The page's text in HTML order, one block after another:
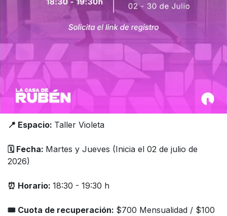
📍 Espacio: Taller Violeta
🗓️ Fecha: Martes y Jueves (Inicia el 02 de julio de
2026)
⏰ Horario: 18:30 - 19:30 h
🎟 Cuota de recuperación: $700 Mensualidad / $100